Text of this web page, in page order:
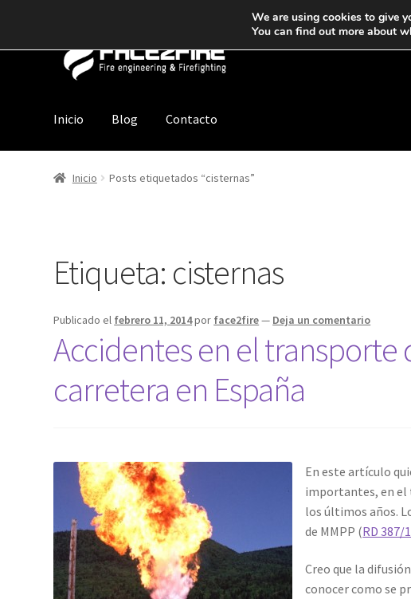
Inicio Blog Contacto
Inicio Posts etiquetados “cisternas”
Etiqueta: cisternas
Publicado el febrero 11, 2014por face2fire— Deja un comentario
Accidentes en el transporte
carretera en España
En este artículo
importantes, en el
los últimos años.
de MMPP (RD 387/
Creo que la
conocer como se
We are using cookies to give
You can find out more about